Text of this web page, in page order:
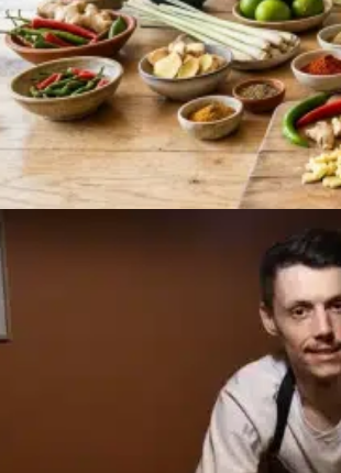
l’avion : la cuisine du monde